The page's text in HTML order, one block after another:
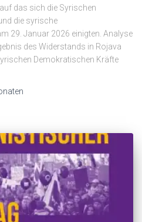
das sich die Syrischen
die syrische
29. Januar 2026 einigten. Analyse
des Widerstands in Rojava
Demokratischen Kräfte